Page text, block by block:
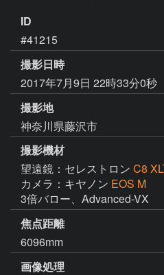
ID
#41215
撮影日時
2017年7月9日 22時33分0秒
撮影地
神奈川県藤沢市
撮影機材
望遠鏡：セレストロン C8
カメラ：キヤノン EOS M
3倍バロー、Advanced-VX
焦点距離
6096mm
画像処理